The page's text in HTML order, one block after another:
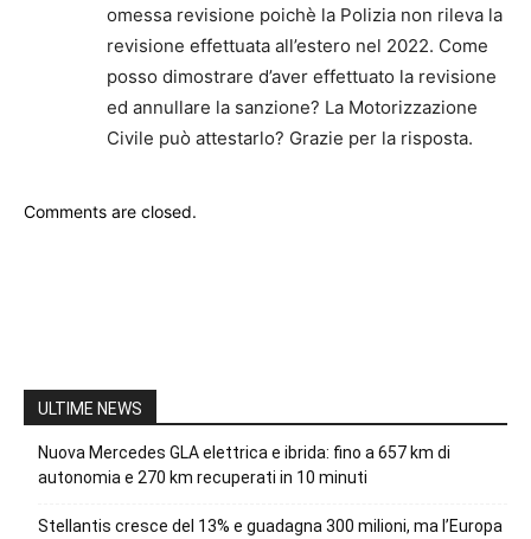
omessa revisione poichè la Polizia non rileva la
revisione effettuata all’estero nel 2022. Come
posso dimostrare d’aver effettuato la revisione
ed annullare la sanzione? La Motorizzazione
Civile può attestarlo? Grazie per la risposta.
Comments are closed.
ULTIME NEWS
Nuova Mercedes GLA elettrica e ibrida: fino a 657 km di
autonomia e 270 km recuperati in 10 minuti
Stellantis cresce del 13% e guadagna 300 milioni, ma l’Europa